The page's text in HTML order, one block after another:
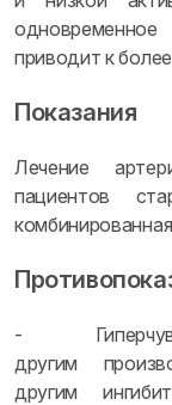
приводит к
Показания
Лечение
пациентов
-
другим
другим